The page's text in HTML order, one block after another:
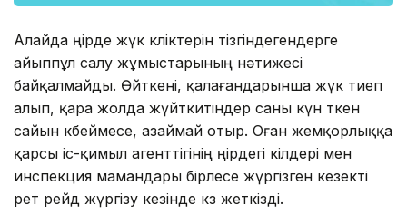
Алайда өңірде жүк көліктерін тізгіндегендерге
айыппұл салу жұмыстарының нәтижесі
байқалмайды. Өйткені, қалағандарынша жүк тиеп
алып, қара жолда жүйткитіндер саны күн өткен
сайын көбеймесе, азаймай отыр. Оған жемқорлыққа
қарсы іс-қимыл агенттігінің өңірдегі өкілдері мен
инспекция мамандары бірлесе жүргізген кезекті
рет рейд жүргізу кезінде көз жеткізді.